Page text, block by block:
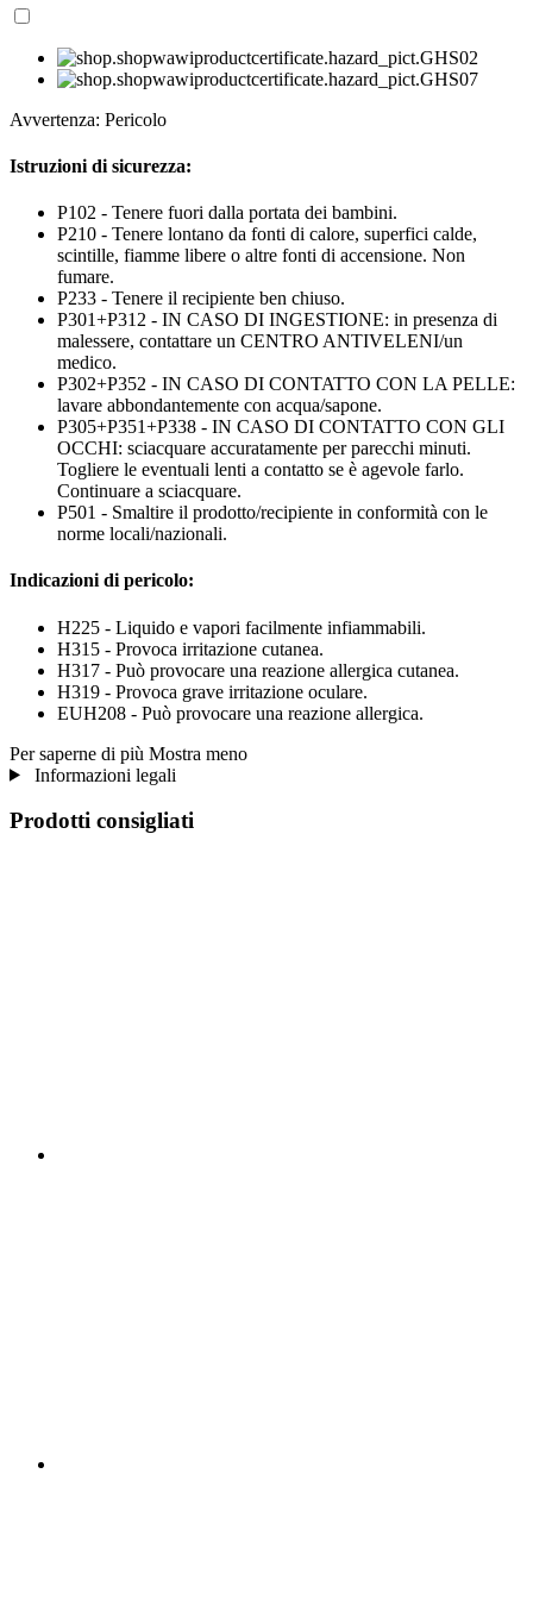
Avvertenza: Pericolo
Istruzioni di sicurezza:
P102 - Tenere fuori dalla portata dei bambini.
P210 - Tenere lontano da fonti di calore, superfici calde,
scintille, fiamme libere o altre fonti di accensione. Non
fumare.
P233 - Tenere il recipiente ben chiuso.
P301+P312 - IN CASO DI INGESTIONE: in presenza di
malessere, contattare un CENTRO ANTIVELENI/un
medico.
P302+P352 - IN CASO DI CONTATTO CON LA PELLE:
lavare abbondantemente con acqua/sapone.
P305+P351+P338 - IN CASO DI CONTATTO CON GLI
OCCHI: sciacquare accuratamente per parecchi minuti.
Togliere le eventuali lenti a contatto se è agevole farlo.
Continuare a sciacquare.
P501 - Smaltire il prodotto/recipiente in conformità con le
norme locali/nazionali.
Indicazioni di pericolo:
H225 - Liquido e vapori facilmente infiammabili.
H315 - Provoca irritazione cutanea.
H317 - Può provocare una reazione allergica cutanea.
H319 - Provoca grave irritazione oculare.
EUH208 - Può provocare una reazione allergica.
Per saperne di più Mostra meno
Informazioni legali
Prodotti consigliati